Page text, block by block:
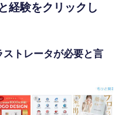
経験をクリックし
トレータが必要と言